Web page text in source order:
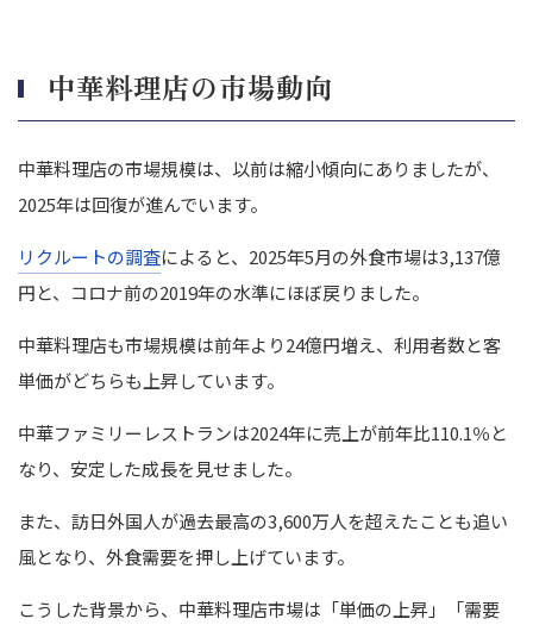
従業員とのコミュニケーション重視
専門家の協力を得る
中華料理店の市場動向
中華料理店の市場規模は、以前は縮小傾向にありましたが、
2025年は回復が進んでいます。
リクルートの調査によると、2025年5月の外食市場は3,137億
円と、コロナ前の2019年の水準にほぼ戻りました。
中華料理店も市場規模は前年より24億円増え、利用者数と客
単価がどちらも上昇しています。
中華ファミリーレストランは2024年に売上が前年比110.1％と
なり、安定した成長を見せました。
また、訪日外国人が過去最高の3,600万人を超えたことも追い
風となり、外食需要を押し上げています。
こうした背景から、中華料理店市場は「単価の上昇」「需要